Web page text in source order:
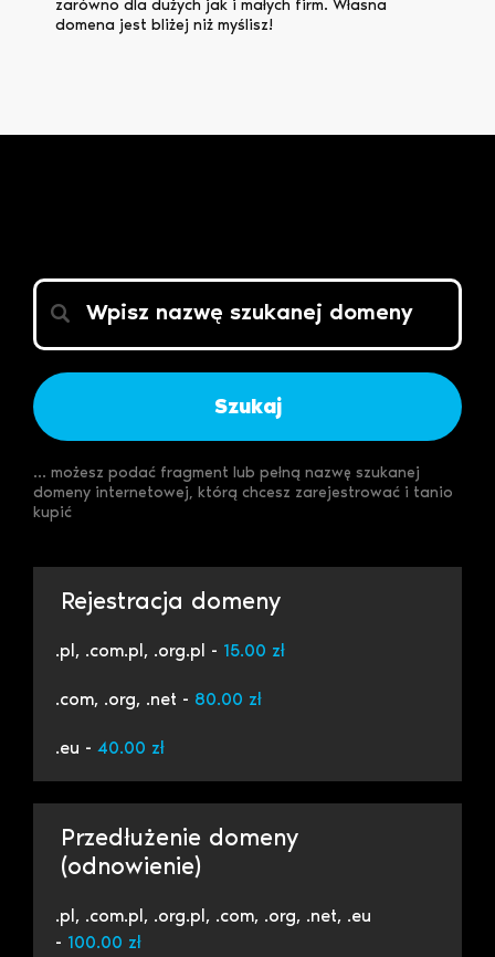
zarówno dla dużych jak i małych firm. Własna
domena jest bliżej niż myślisz!
Szukaj
... możesz podać fragment lub pełną nazwę szukanej
domeny internetowej, którą chcesz zarejestrować i tanio
kupić
Rejestracja domeny
.pl, .com.pl, .org.pl - 15.00 zł
.com, .org, .net - 80.00 zł
.eu - 40.00 zł
Przedłużenie domeny
(odnowienie)
.pl, .com.pl, .org.pl, .com, .org, .net, .eu
- 100.00 zł